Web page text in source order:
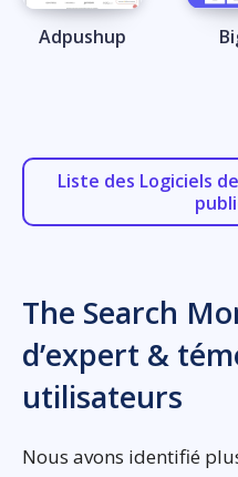
Adpushup
Liste des Logiciels
The Search
d’expert &
utilisateurs
Nous avons identifié